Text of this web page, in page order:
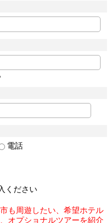
電話
ください
も周遊したい、希望ホテル
オプショナルツアーを紹介